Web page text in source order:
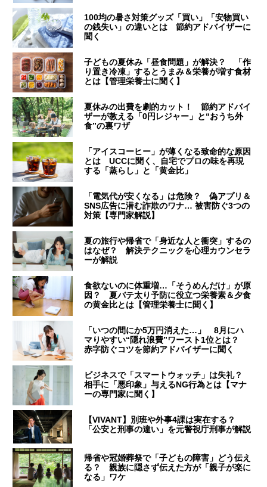
100均の暑さ対策グッズ「買い」「安物買い
の銭失い」の違いとは 節約アドバイザーに
聞く
子どもの夏休み「昼食問題」が解決？ 「作
り置き冷凍」するとうまみ＆栄養が増す食材
とは【管理栄養士に聞く】
夏休みの出費を劇的カット！ 節約アドバイ
ザーが教える「0円レジャー」と“おうち外
食”の裏ワザ
「アイスコーヒー」が薄くなる致命的な原因
とは UCCに聞く、自宅でプロの味を再現
する「蒸らし」と「黄金比」
「電気代が安くなる」は危険？ 偽アプリ＆
SNS広告に潜む詐欺のワナ… 被害防ぐ3つの
対策【専門家解説】
夏の旅行や帰省で「身近な人と衝突」するの
はなぜ？ 解決テクニックを心理カウンセラ
ーが解説
食欲ないのに体重増…「そうめんだけ」が原
因？ 夏バテ太り予防に役立つ栄養素＆夕食
の黄金比とは【管理栄養士に聞く】
「いつの間にか5万円消えた…」 8月にハ
マりやすい“隠れ浪費”ワースト1位とは？
赤字防ぐコツを節約アドバイザーに聞く
ビジネスで「スマートウォッチ」は失礼？
相手に「悪印象」与えるNG行為とは【マナ
ーの専門家に聞く】
【VIVANT】別班や外事4課は実在する？
「公安と刑事の違い」を元警視庁刑事が解説
帰省や冠婚葬祭で「子どもの障害」どう伝え
る？ 親族に隠さず伝えた方が「親子が楽に
なる」ワケ